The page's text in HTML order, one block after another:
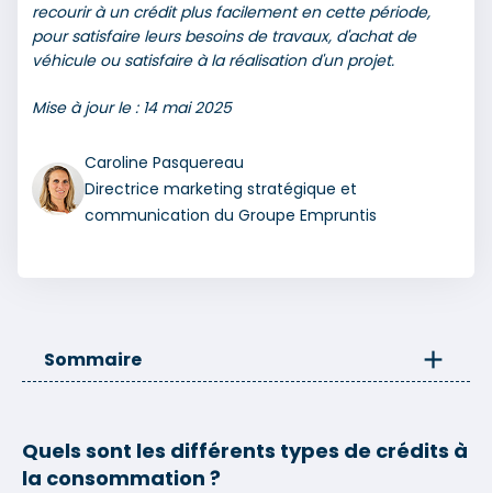
recourir à un crédit plus facilement en cette période,
pour satisfaire leurs besoins de travaux, d'achat de
véhicule ou satisfaire à la réalisation d'un projet.
Mise à jour le : 14 mai 2025
Caroline Pasquereau
Directrice marketing stratégique et
communication du Groupe Empruntis
Sommaire
consommation ?
Quel prêt à la consommation souhaitez-vous simuler ?
Quels sont les différents types de crédits à
la consommation ?